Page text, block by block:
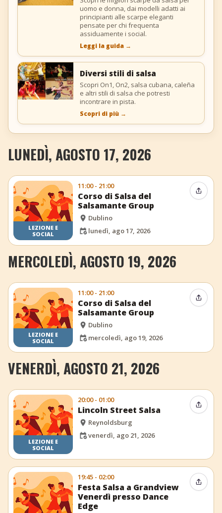
uomo e donna, dai modelli adatti ai
principianti alle scarpe eleganti
pensate per chi frequenta
assiduamente i social.
Leggi la guida →
Diversi stili di salsa
Scopri On1, On2, salsa cubana, caleña
e altri stili di salsa che potresti
incontrare in pista.
Scopri di più →
LUNEDÌ, AGOSTO 17, 2026
LEZIONE E
SOCIAL
11:00 - 21:00
Corso di Salsa del
Salsamante Group
Dublino
lunedì, ago 17, 2026
MERCOLEDÌ, AGOSTO 19, 2026
LEZIONE E
SOCIAL
11:00 - 21:00
Corso di Salsa del
Salsamante Group
Dublino
mercoledì, ago 19, 2026
VENERDÌ, AGOSTO 21, 2026
LEZIONE E
SOCIAL
20:00 - 01:00
Lincoln Street Salsa
Reynoldsburg
venerdì, ago 21, 2026
19:45 - 02:00
Festa Salsa a Grandview
Venerdì presso Dance
Edge